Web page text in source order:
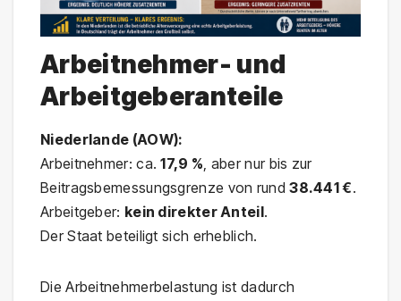
Arbeitnehmer- und
Arbeitgeberanteile
Niederlande (AOW):
Arbeitnehmer: ca.17,9 %, aber nur bis zur
Beitragsbemessungsgrenze von rund38.441 €.
Arbeitgeber: kein direkter Anteil.
Der Staat beteiligt sich erheblich.
Die Arbeitnehmerbelastung ist dadurch